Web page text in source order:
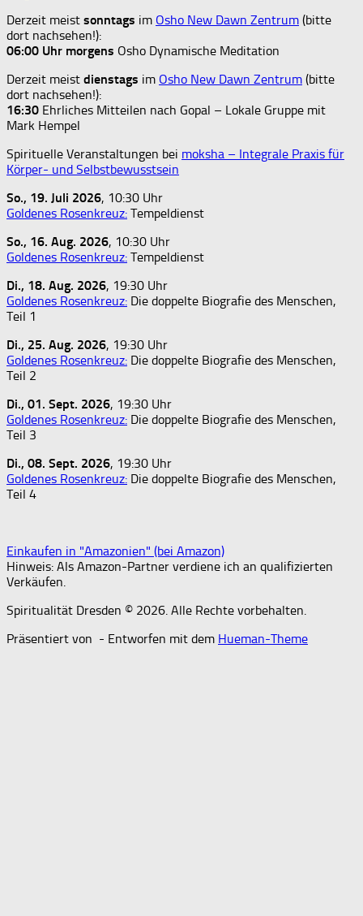
Derzeit meist sonntags im Osho New Dawn Zentrum (bitte
dort nachsehen!):
06:00 Uhr morgens Osho Dynamische Meditation
Derzeit meist dienstags im Osho New Dawn Zentrum (bitte
dort nachsehen!):
16:30 Ehrliches Mitteilen nach Gopal – Lokale Gruppe mit
Mark Hempel
Spirituelle Veranstaltungen bei moksha – Integrale Praxis für
Körper- und Selbstbewusstsein
So., 19. Juli 2026, 10:30 Uhr
Goldenes Rosenkreuz: Tempeldienst
So., 16. Aug. 2026, 10:30 Uhr
Goldenes Rosenkreuz: Tempeldienst
Di., 18. Aug. 2026, 19:30 Uhr
Goldenes Rosenkreuz: Die doppelte Biografie des Menschen,
Teil 1
Di., 25. Aug. 2026, 19:30 Uhr
Goldenes Rosenkreuz: Die doppelte Biografie des Menschen,
Teil 2
Di., 01. Sept. 2026, 19:30 Uhr
Goldenes Rosenkreuz: Die doppelte Biografie des Menschen,
Teil 3
Di., 08. Sept. 2026, 19:30 Uhr
Goldenes Rosenkreuz: Die doppelte Biografie des Menschen,
Teil 4
Einkaufen in "Amazonien" (bei Amazon)
Hinweis: Als Amazon-Partner verdiene ich an qualifizierten
Verkäufen.
Spiritualität Dresden © 2026. Alle Rechte vorbehalten.
Präsentiert von - Entworfen mit dem Hueman-Theme